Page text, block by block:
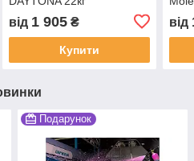
від 1 905₴
Купити
від
Подарунок